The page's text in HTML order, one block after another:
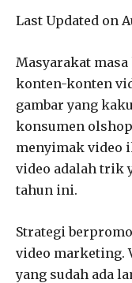
Last Updated on
Masyarakat
konten-konten
gambar yang
konsumen
menyimak video
video adalah trik
tahun ini.
Strategi
video marketing.
yang sudah ada